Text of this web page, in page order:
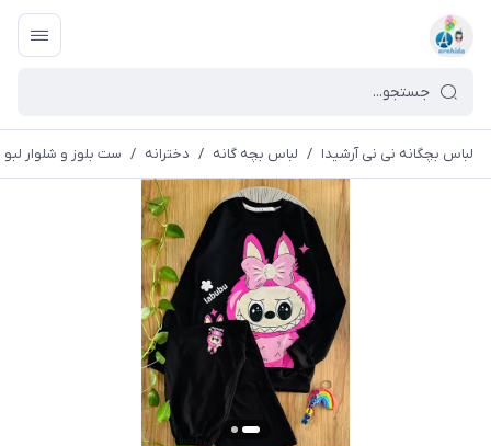
لباس بچگانه نی نی آرشیدا / لباس بچه گانه / دخترانه / ست بلوز و شلوار لبو بو سایز